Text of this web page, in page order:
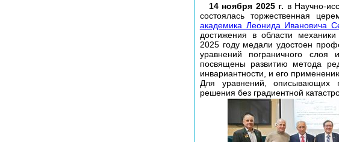
14 ноября 2025 г. в Научно-
состоялась торжественная
академика Леонида Ивановича
достижения в области
2025 году медали удостоен
уравнений пограничного
посвящены развитию метода
инвариантности, и его
Для уравнений, описывающих
решения без градиентной